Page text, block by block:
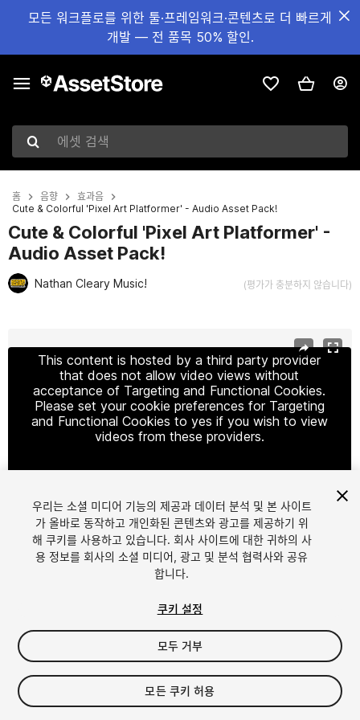
모든 워크플로를 위한 툴·프레임워크·콘텐츠로 더 빠르게
개발 — 전 품목 50% 할인.
에셋 검색
홈 음향
효과음
Cute & Colorful 'Pixel Art Platformer' - Audio Asset Pack!
Cute & Colorful 'Pixel Art Platformer' -
Audio Asset Pack!
Nathan Cleary Music! (평가가 충분하지 않습니다)
This content is hosted by a third party provider
that does not allow video views without
acceptance of Targeting and Functional Cookies.
Please set your cookie preferences for Targeting
and Functional Cookies to yes if you wish to view
videos from these providers.
Cookie Settings
1/ 4
$29.99
세금/부가세는 결제 시 반영됩니다.
우리는 소셜 미디어 기능의 제공과 데이터 분석 및 본 사이트
가 올바로 동작하고 개인화된 콘텐츠와 광고를 제공하기 위
해 쿠키를 사용하고 있습니다. 회사 사이트에 대한 귀하의 사
용 정보를 회사의 소셜 미디어, 광고 및 분석 협력사와 공유
합니다.
쿠키 설정
모두 거부
모든 쿠키 허용